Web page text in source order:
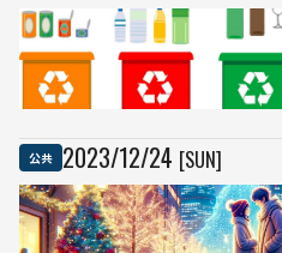
公共 2023/12/24 [SUN]